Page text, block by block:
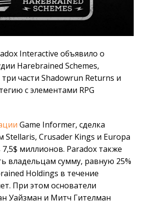
Interactive объявило о
Harebrained Schemes,
части Shadowrun Returns и
с элементами RPG
Game Informer, сделка
Stellaris, Crusader Kings и Europa
7,5$ миллионов. Paradox также
владельцам сумму, равную 25%
Holdings в течение
При этом основатели
Уайзман и Митч Гителман